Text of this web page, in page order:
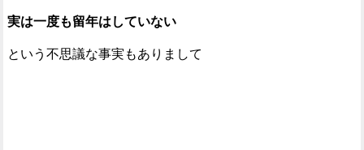
実は一度も留年はしていない
という不思議な事実もありまして